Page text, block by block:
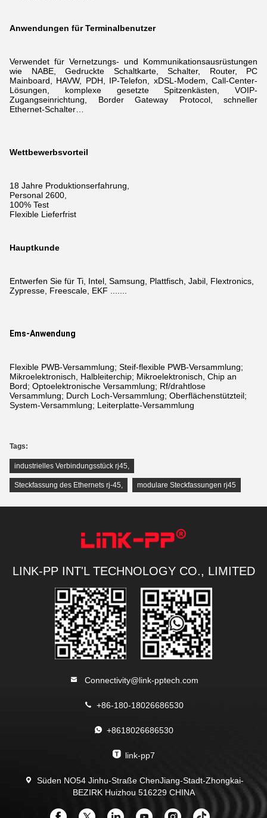
Anwendungen für Terminalbenutzer
Verwendet für Vernetzungs- und Kommunikationsausrüstungen
wie NABE, Gedruckte Schaltkarte, Schalter, Router, PC
Mainboard, HAVW, PDH, IP-Telefon, xDSL-Modem,
Call-Center-
Lösungen, komplexe gesetzte Spitzenkästen, VOIP-
Zugangseinrichtung, Border Gateway Protocol, schneller
Ethernet-Schalter…
Wettbewerbsvorteil
18 Jahre Produktionserfahrung,
Personal 2600,
100% Test
Flexible Lieferfrist
Hauptkunde
Entwerfen Sie für Ti, Intel, Samsung, Plattfisch, Jabil, Flextronics,
Zypresse, Freescale, EKF .......
Ems-Anwendung
Flexible PWB-Versammlung; Steif-flexible PWB-Versammlung;
Mikroelektronisch, Halbleiterchip; Mikroelektronisch, Chip an
Bord; Optoelektronische Versammlung; Rf/drahtlose
Versammlung; Durch Loch-Versammlung; Oberflächenstützteil;
System-Versammlung; Leiterplatte-Versammlung
Tags:
industrielles Verbindungsstück rj45,
Steckfassung des Ethernets rj-45, modulare Steckfassungen rj45
LINK-PP INT'L TECHNOLOGY CO., LIMITED
Connectivity@link-pptech.com
+86-180-18026686530
+8618026686530
link-pp7
Süden NO54 Jinhu-Straße ChenJiang-Stadt-Zhongkai-
BEZIRK Huizhou 516229 CHINA